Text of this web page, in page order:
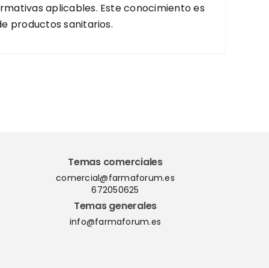
aplicables. Este conocimiento es
productos sanitarios.
Temas comerciales
comercial@farmaforum.es
672050625
Temas generales
info@farmaforum.es